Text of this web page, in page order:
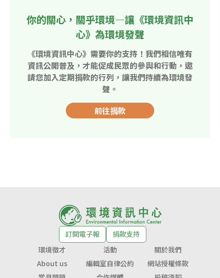
你的關心，關乎環境—讓《環境資訊中
心》為環境發聲
《環境資訊中心》需要你的支持！我們相信唯有
資訊公開普及，才能促成民眾的參與和行動，邀
請您加入定期捐款的行列，讓我們持續為環境發
聲。
前往捐款
訂閱電子報
捐款支持
環境徵才
活動
關於我們
About us
編輯室自律公約
網站授權條款